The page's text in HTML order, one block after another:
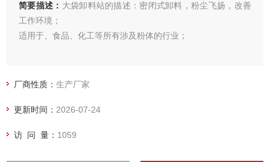
简要描述： 大袋卸料站的描述：密闭式卸料，粉尘飞扬，改善
工作环境；
适用于、食品、化工等所有涉及粉体的行业；
厂商性质：生产厂家
更新时间： 2026-07-24
访 问 量： 1059